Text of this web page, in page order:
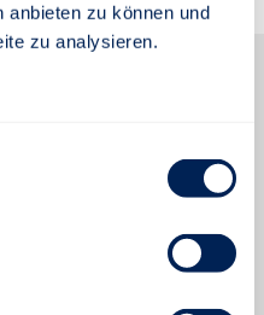
anbieten zu können und
zu analysieren.
Ihrem Aktenordner! Und